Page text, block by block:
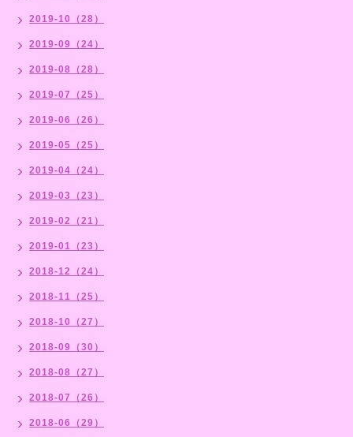
2019-10（28）
2019-09（24）
2019-08（28）
2019-07（25）
2019-06（26）
2019-05（25）
2019-04（24）
2019-03（23）
2019-02（21）
2019-01（23）
2018-12（24）
2018-11（25）
2018-10（27）
2018-09（30）
2018-08（27）
2018-07（26）
2018-06（29）